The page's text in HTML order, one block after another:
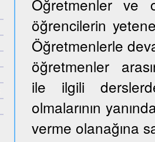
Öğretmenler ve
öğrencilerin
Öğretmenlerle
öğretmenler
ile ilgili
olmalarının
verme olanağına